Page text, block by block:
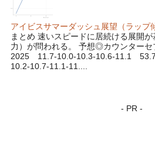
アイビスサマーダッシュ展望（ラップ
まとめ 速いスピードに居続ける展開
力）が問われる。 予想◎カウンターセ
2025 11.7-10.0-10.3-10.6-11.1
10.2-10.7-11.1-11....
- PR -